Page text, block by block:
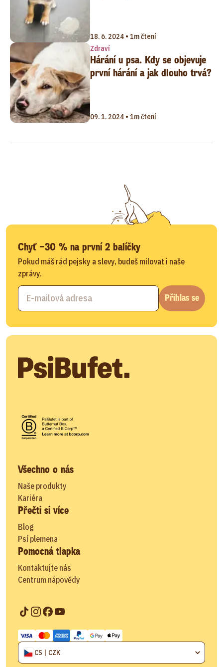
18. 6. 2024 • 1m čtení
Zdraví
Hárání u psa. Kdy se objevuje
první hárání a jak dlouho trvá?
09. 1. 2024 • 1m čtení
Chyť −30 % na první 2 balíčky
Pokud máš rád pejsky a slevy, budeš milovat i naše
zprávy.
Přihlas se
Všechno o nás
Naše produkty
Kariéra
Přečti si více
Blog
Psí plemena
Pomocná tlapka
Kontaktujte nás
Centrum nápovědy
CS | CZK